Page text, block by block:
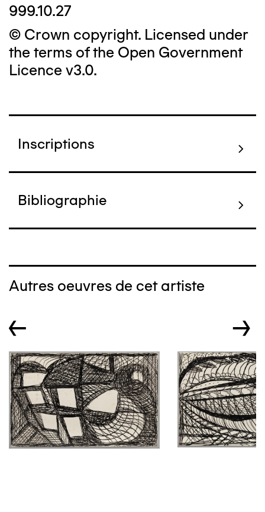
999.10.27
© Crown copyright. Licensed under
the terms of the Open Government
Licence v3.0.
Inscriptions
Bibliographie
Autres oeuvres de cet artiste
← →